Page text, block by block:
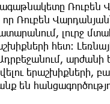
Ռուբեն
Ռուբեն
լուրջ
հետ։
արժանի
երաշխիքների,
են